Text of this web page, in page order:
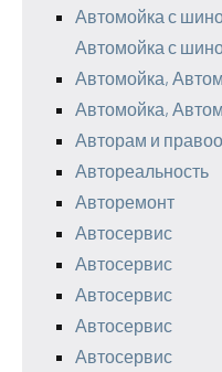
Автомойка с
Автомойка с
Автомойка,
Автомойка,
Авторам и
Автореальность
Авторемонт
Автосервис
Автосервис
Автосервис
Автосервис
Автосервис